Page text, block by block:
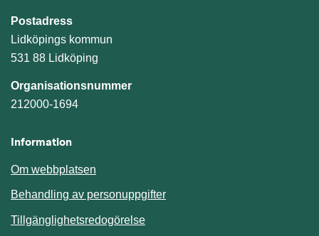
Postadress
Lidköpings kommun
531 88 Lidköping
Organisationsnummer
212000-1694
Information
Om webbplatsen
Behandling av personuppgifter
Tillgänglighetsredogörelse